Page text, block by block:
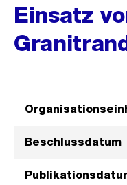
Einsatz
Beschlussdatum